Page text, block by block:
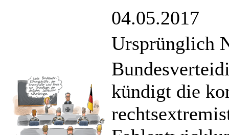
04.05.2017
Ursprünglich
kündigt die